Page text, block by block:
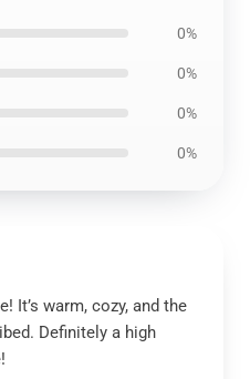
0%
0%
0%
0%
It’s warm, cozy, and the
Definitely a high